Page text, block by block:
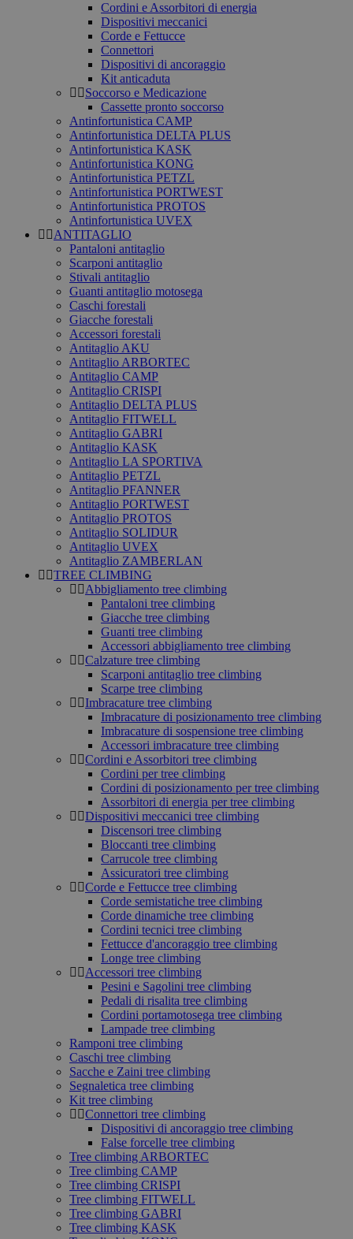
Cordini e Assorbitori di energia
Dispositivi meccanici
Corde e Fettucce
Connettori
Dispositivi di ancoraggio
Kit anticaduta
Soccorso e Medicazione
Cassette pronto soccorso
Antinfortunistica CAMP
Antinfortunistica DELTA PLUS
Antinfortunistica KASK
Antinfortunistica KONG
Antinfortunistica PETZL
Antinfortunistica PORTWEST
Antinfortunistica PROTOS
Antinfortunistica UVEX
ANTITAGLIO
Pantaloni antitaglio
Scarponi antitaglio
Stivali antitaglio
Guanti antitaglio motosega
Caschi forestali
Giacche forestali
Accessori forestali
Antitaglio AKU
Antitaglio ARBORTEC
Antitaglio CAMP
Antitaglio CRISPI
Antitaglio DELTA PLUS
Antitaglio FITWELL
Antitaglio GABRI
Antitaglio KASK
Antitaglio LA SPORTIVA
Antitaglio PETZL
Antitaglio PFANNER
Antitaglio PORTWEST
Antitaglio PROTOS
Antitaglio SOLIDUR
Antitaglio UVEX
Antitaglio ZAMBERLAN
TREE CLIMBING
Abbigliamento tree climbing
Pantaloni tree climbing
Giacche tree climbing
Guanti tree climbing
Accessori abbigliamento tree climbing
Calzature tree climbing
Scarponi antitaglio tree climbing
Scarpe tree climbing
Imbracature tree climbing
Imbracature di posizionamento tree climbing
Imbracature di sospensione tree climbing
Accessori imbracature tree climbing
Cordini e Assorbitori tree climbing
Cordini per tree climbing
Cordini di posizionamento per tree climbing
Assorbitori di energia per tree climbing
Dispositivi meccanici tree climbing
Discensori tree climbing
Bloccanti tree climbing
Carrucole tree climbing
Assicuratori tree climbing
Corde e Fettucce tree climbing
Corde semistatiche tree climbing
Corde dinamiche tree climbing
Cordini tecnici tree climbing
Fettucce d'ancoraggio tree climbing
Longe tree climbing
Accessori tree climbing
Pesini e Sagolini tree climbing
Pedali di risalita tree climbing
Cordini portamotosega tree climbing
Lampade tree climbing
Ramponi tree climbing
Caschi tree climbing
Sacche e Zaini tree climbing
Segnaletica tree climbing
Kit tree climbing
Connettori tree climbing
Dispositivi di ancoraggio tree climbing
False forcelle tree climbing
Tree climbing ARBORTEC
Tree climbing CAMP
Tree climbing CRISPI
Tree climbing FITWELL
Tree climbing GABRI
Tree climbing KASK